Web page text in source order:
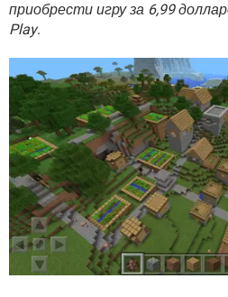
приобрести игру за 6,99
Play.